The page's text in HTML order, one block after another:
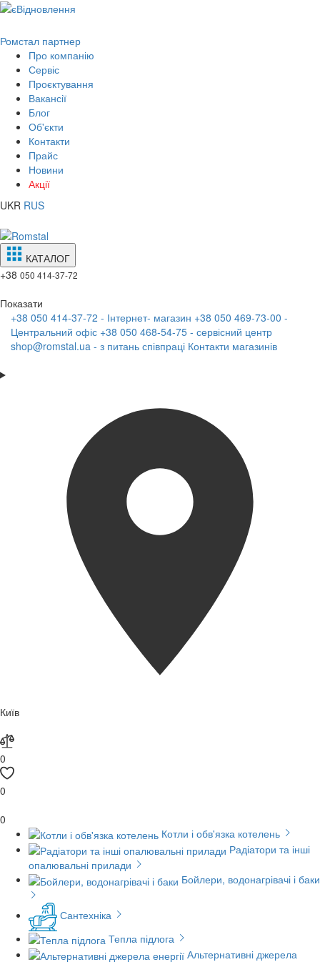
Ромстал партнер
Про компанію
Сервіс
Проєктування
Вакансії
Блог
Об'єкти
Контакти
Прайс
Новини
Акції
UKR RUS
КАТАЛОГ
+38 050 414-37-72
Показати
+38 050 414-37-72 - Інтернет- магазин +38 050 469-73-00 -
Центральний офіс +38 050 468-54-75 - сервісний центр
shop@romstal.ua - з питань співпраці Контакти магазинів
Київ
0
0
0
Котли і обв'язка котелень
Радіатори та інші
опалювальні прилади
Бойлери, водонагрівачі і баки
Сантехніка
Тепла підлога
Альтернативні джерела